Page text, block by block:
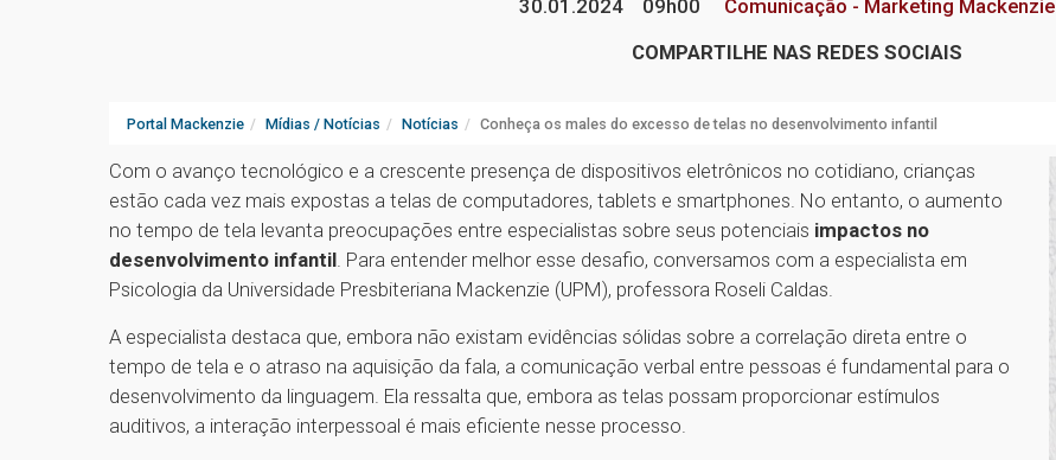
30.01.2024
09h00
Comunicação - Marketing Mackenzie
COMPARTILHE NAS REDES SOCIAIS
Portal Mackenzie Mídias / Notícias Notícias Conheça os males do excesso de telas no desenvolvimento infantil
Com o avanço tecnológico e a crescente presença de dispositivos eletrônicos no cotidiano, crianças
estão cada vez mais expostas a telas de computadores, tablets e smartphones. No entanto, o aumento
no tempo de tela levanta preocupações entre especialistas sobre seus potenciais impactos no
desenvolvimento infantil. Para entender melhor esse desafio, conversamos com a especialista em
Psicologia da Universidade Presbiteriana Mackenzie (UPM), professora Roseli Caldas.
A especialista destaca que, embora não existam evidências sólidas sobre a correlação direta entre o
tempo de tela e o atraso na aquisição da fala, a comunicação verbal entre pessoas é fundamental para o
desenvolvimento da linguagem. Ela ressalta que, embora as telas possam proporcionar estímulos
auditivos, a interação interpessoal é mais eficiente nesse processo.